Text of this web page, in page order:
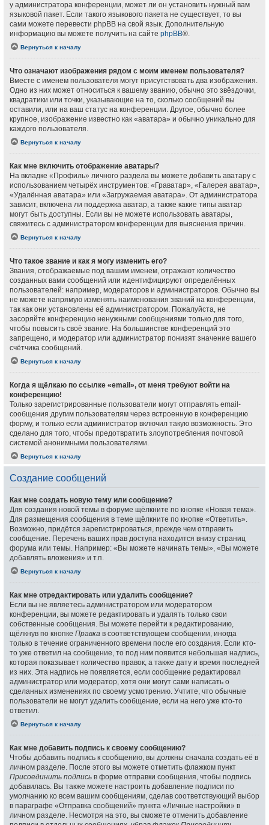
у администратора конференции, может ли он установить нужный вам
языковой пакет. Если такого языкового пакета не существует, то вы
сами можете перевести phpBB на свой язык. Дополнительную
информацию вы можете получить на сайте phpBB®.
Вернуться к началу
Что означают изображения рядом с моим именем пользователя?
Вместе с именем пользователя могут присутствовать два изображения.
Одно из них может относиться к вашему званию, обычно это звёздочки,
квадратики или точки, указывающие на то, сколько сообщений вы
оставили, или на ваш статус на конференции. Другое, обычно более
крупное, изображение известно как «аватара» и обычно уникально для
каждого пользователя.
Вернуться к началу
Как мне включить отображение аватары?
На вкладке «Профиль» личного раздела вы можете добавить аватару с
использованием четырёх инструментов: «Граватар», «Галерея аватар»,
«Удалённая аватара» или «Загружаемая аватара». От администратора
зависит, включена ли поддержка аватар, а также какие типы аватар
могут быть доступны. Если вы не можете использовать аватары,
свяжитесь с администратором конференции для выяснения причин.
Вернуться к началу
Что такое звание и как я могу изменить его?
Звания, отображаемые под вашим именем, отражают количество
созданных вами сообщений или идентифицируют определённых
пользователей: например, модераторов и администраторов. Обычно вы
не можете напрямую изменять наименования званий на конференции,
так как они установлены её администратором. Пожалуйста, не
засоряйте конференцию ненужными сообщениями только для того,
чтобы повысить своё звание. На большинстве конференций это
запрещено, и модератор или администратор понизят значение вашего
счётчика сообщений.
Вернуться к началу
Когда я щёлкаю по ссылке «email», от меня требуют войти на
конференцию!
Только зарегистрированные пользователи могут отправлять email-
сообщения другим пользователям через встроенную в конференцию
форму, и только если администратор включил такую возможность. Это
сделано для того, чтобы предотвратить злоупотребления почтовой
системой анонимными пользователями.
Вернуться к началу
Создание сообщений
Как мне создать новую тему или сообщение?
Для создания новой темы в форуме щёлкните по кнопке «Новая тема».
Для размещения сообщения в теме щёлкните по кнопке «Ответить».
Возможно, придётся зарегистрироваться, прежде чем отправить
сообщение. Перечень ваших прав доступа находится внизу страниц
форума или темы. Например: «Вы можете начинать темы», «Вы можете
добавлять вложения» и т.п.
Вернуться к началу
Как мне отредактировать или удалить сообщение?
Если вы не являетесь администратором или модератором
конференции, вы можете редактировать и удалять только свои
собственные сообщения. Вы можете перейти к редактированию,
щёлкнув по кнопке Правка в соответствующем сообщении, иногда
только в течение ограниченного времени после его создания. Если кто-
то уже ответил на сообщение, то под ним появится небольшая надпись,
которая показывает количество правок, а также дату и время последней
из них. Эта надпись не появляется, если сообщение редактировал
администратор или модератор, хотя они могут сами написать о
сделанных изменениях по своему усмотрению. Учтите, что обычные
пользователи не могут удалить сообщение, если на него уже кто-то
ответил.
Вернуться к началу
Как мне добавить подпись к своему сообщению?
Чтобы добавить подпись к сообщению, вы должны сначала создать её в
личном разделе. После этого вы можете отметить флажком пункт
Присоединить подпись в форме отправки сообщения, чтобы подпись
добавилась. Вы также можете настроить добавление подписи по
умолчанию ко всем вашим сообщениям, сделав соответствующий выбор
в параграфе «Отправка сообщений» пункта «Личные настройки» в
личном разделе. Несмотря на это, вы сможете отменить добавление